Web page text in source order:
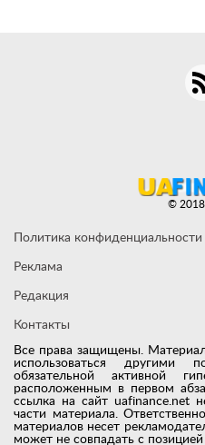
Все права защищены.
использоваться другими
обязательной активной
расположенным в первом
ссылка на сайт uafinance.net
части материала.
материалов несет
может не совпадать с
Политика конфиденциальности
Реклама
Редакция
Контакты
©